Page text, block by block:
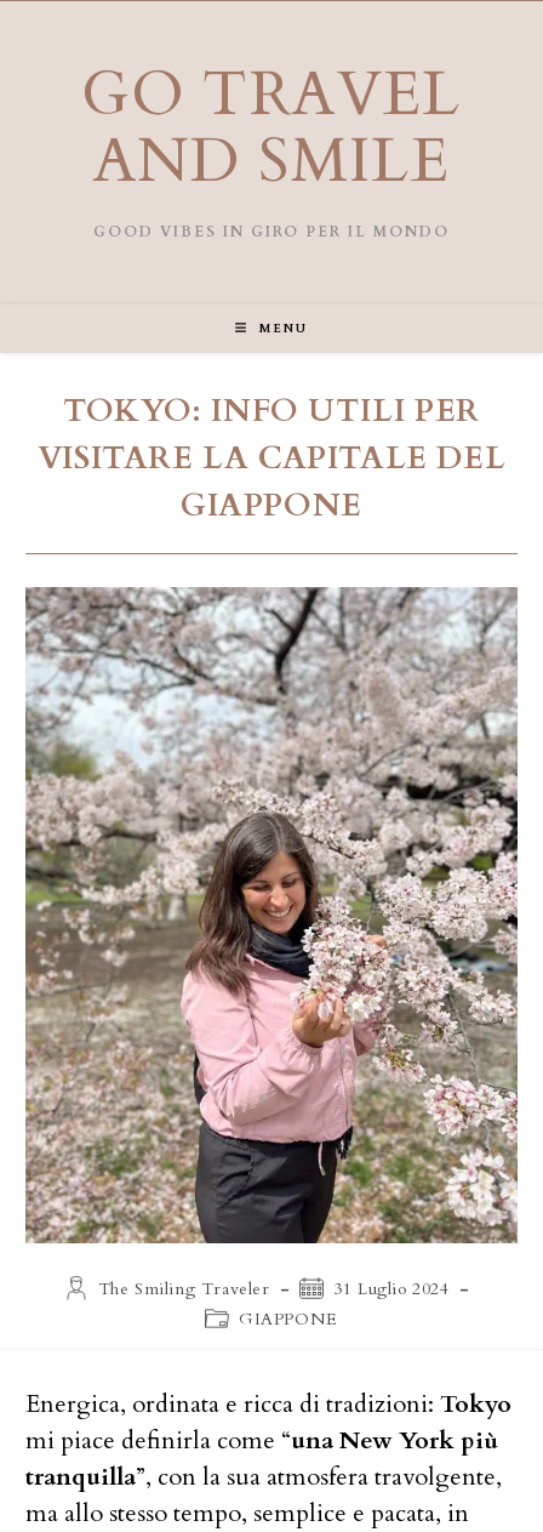
GO TRAVEL
AND SMILE
GOOD VIBES IN GIRO PER IL MONDO
MENU
TOKYO: INFO UTILI PER
VISITARE LA CAPITALE DEL
GIAPPONE
AutoreThe Smiling Traveler
Articolo
pubblicato:
31 Luglio 2024
Categoria
GIAPPONE
Energica, ordinata e ricca di tradizioni: Tokyo
mi piace definirla come “una New York più
tranquilla”, con la sua atmosfera travolgente,
ma allo stesso tempo, semplice e pacata, in